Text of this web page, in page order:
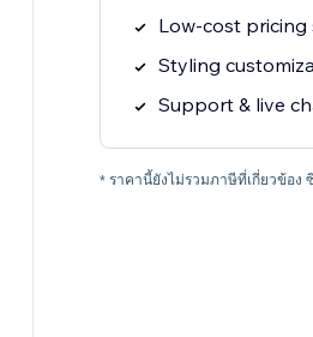
Low-cost
Styling
Support & live
* ราคานี้ยังไม่รวมภาษีที่เกี่ยวข้อง